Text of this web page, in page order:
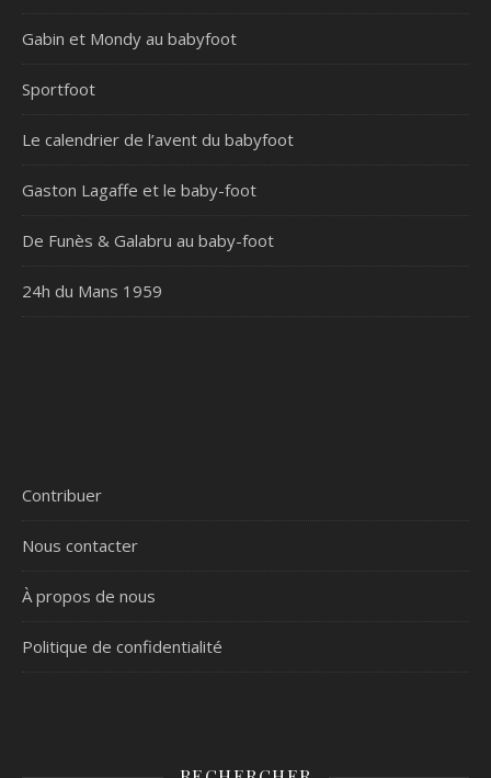
Gabin et Mondy au babyfoot
Sportfoot
Le calendrier de l’avent du babyfoot
Gaston Lagaffe et le baby-foot
De Funès & Galabru au baby-foot
24h du Mans 1959
Contribuer
Nous contacter
À propos de nous
Politique de confidentialité